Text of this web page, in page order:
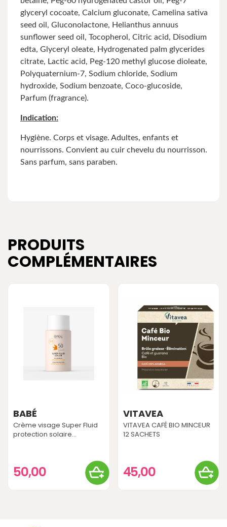
glyceryl cocoate, Calcium gluconate, Camelina sativa
seed oil, Gluconolactone, Helianthus annuus
sunflower seed oil, Tocopherol, Citric acid, Disodium
edta, Glyceryl oleate, Hydrogenated palm glycerides
citrate, Lactic acid, Peg-120 methyl glucose dioleate,
Polyquaternium-7, Sodium chloride, Sodium
hydroxide, Sodium benzoate, Coco-glucoside,
Parfum (fragrance).
Indication:
Hygiène. Corps et visage. Adultes, enfants et
nourrissons. Convient au cuir chevelu du nourrisson.
Sans parfum, sans paraben.
PRODUITS
COMPLÉMENTAIRES
BABÉ
Crème visage Super Fluid
protection solaire...
50,00
VITAVEA
VITAVEA CAFÉ BIO MINCEUR
12 SACHETS
45,00